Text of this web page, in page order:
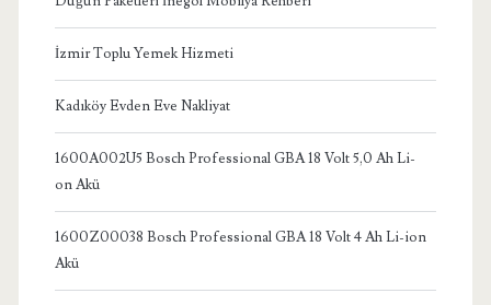
İzmir Toplu Yemek Hizmeti
Kadıköy Evden Eve Nakliyat
1600A002U5 Bosch Professional GBA 18 Volt 5,0 Ah Li-
on Akü
1600Z00038 Bosch Professional GBA 18 Volt 4 Ah Li-ion
Akü